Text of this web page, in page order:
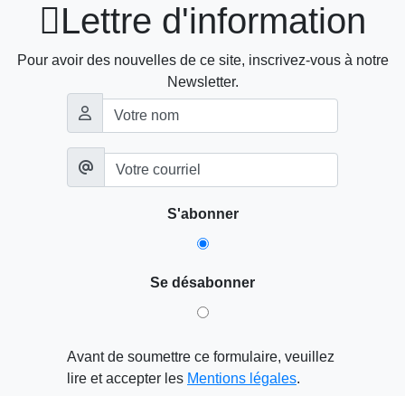
Lettre d'information
Pour avoir des nouvelles de ce site, inscrivez-vous à notre
Newsletter.
S'abonner
Se désabonner
Avant de soumettre ce formulaire, veuillez
lire et accepter les Mentions légales.